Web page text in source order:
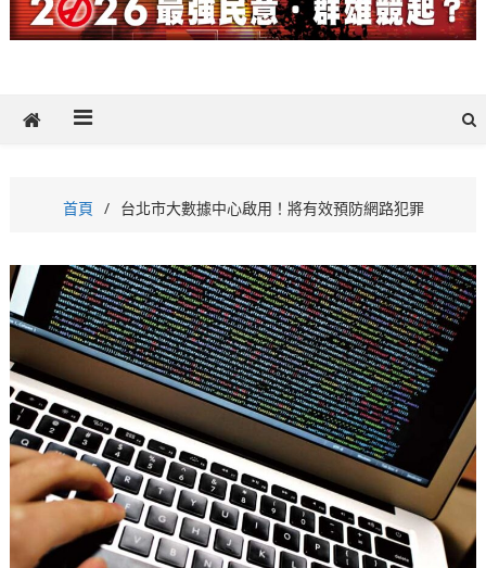
讓讀者有最多元和專業的選擇。
首頁 台北市大數據中心啟用！將有效預防網路犯罪